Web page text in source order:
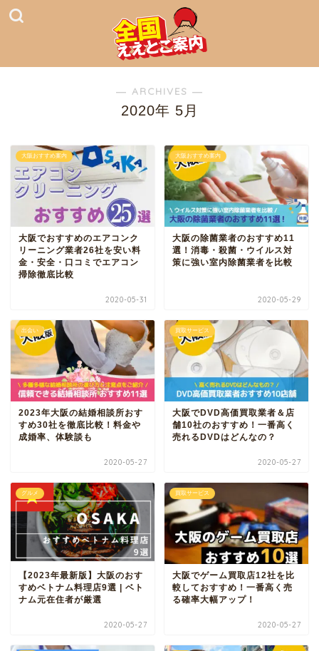
― ARCHIVES ―
2020年 5月
大阪おすすめ案内
大阪でおすすめのエアコンク
リーニング業者26社を安い料
金・安全・口コミでエアコン
掃除徹底比較
2020-05-31
大阪おすすめ案内
大阪の除菌業者のおすすめ11
選！消毒・殺菌・ウイルス対
策に強い室内除菌業者を比較
2020-05-29
出会い
2023年大阪の結婚相談所おす
すめ30社を徹底比較！料金や
成婚率、体験談も
2020-05-27
買取サービス
大阪でDVD高価買取業者＆店
舗10社のおすすめ！一番高く
売れるDVDはどんなの？
2020-05-27
グルメ
【2023年最新版】大阪のおす
すめベトナム料理店9選 | ベト
ナム元在住者が厳選
2020-05-27
買取サービス
大阪でゲーム買取店12社を比
較しておすすめ！一番高く売
る確率大幅アップ！
2020-05-27